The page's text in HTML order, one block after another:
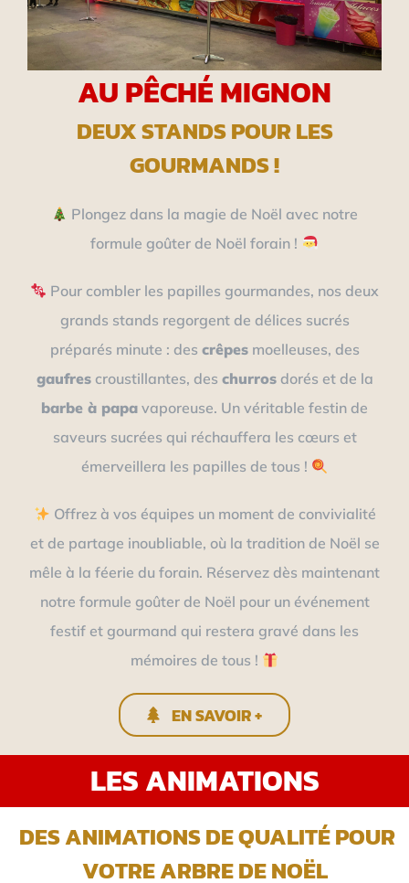
AU PÊCHÉ MIGNON
DEUX STANDS POUR LES
GOURMANDS !
Plongez dans la magie de Noël avec notre
formule goûter de Noël forain !
Pour combler les papilles gourmandes, nos deux
grands stands regorgent de délices sucrés
préparés minute : des crêpesmoelleuses, des
gaufrescroustillantes, des churrosdorés et de la
barbe à papa vaporeuse. Un véritable festin de
saveurs sucrées qui réchauffera les cœurs et
émerveillera les papilles de tous !
Offrez à vos équipes un moment de convivialité
et de partage inoubliable, où la tradition de Noël se
mêle à la féerie du forain. Réservez dès maintenant
notre formule goûter de Noël pour un événement
festif et gourmand qui restera gravé dans les
mémoires de tous !
EN SAVOIR +
LES ANIMATIONS
DES ANIMATIONS DE QUALITÉ POUR
VOTRE ARBRE DE NOËL